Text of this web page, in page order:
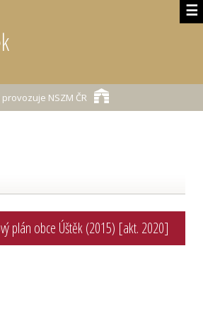
☰
provozuje NSZM ČR
plán obce Úštěk (2015) [akt. 2020]